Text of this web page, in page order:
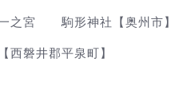
之宮 駒形神社【奥州市】
磐井郡平泉町】